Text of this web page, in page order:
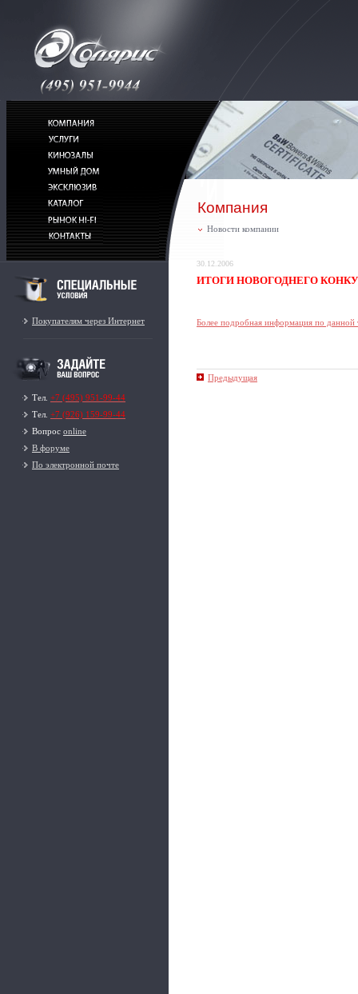
Покупателям через Интернет
Тел. +7 (495) 951-99-44
Тел. +7 (926) 159-99-44
Вопрос online
В форуме
По электронной почте
Компания
Новости компании
30.12.2006
ИТОГИ НОВОГОДНЕГО
Более подробная информация по данной
Предыдущая